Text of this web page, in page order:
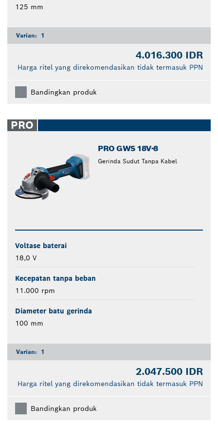
125 mm
Varian: 1
4.016.300 IDR
Harga ritel yang direkomendasikan tidak termasuk PPN
Bandingkan produk
PRO
PRO GWS 18V-8
Gerinda Sudut Tanpa Kabel
Voltase baterai
18,0 V
Kecepatan tanpa beban
11.000 rpm
Diameter batu gerinda
100 mm
Varian: 1
2.047.500 IDR
Harga ritel yang direkomendasikan tidak termasuk PPN
Bandingkan produk